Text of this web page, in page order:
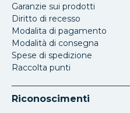
Garanzie sui prodotti
Diritto di recesso
Modalita di pagamento
Modalità di consegna
Spese di spedizione
Raccolta punti
Riconoscimenti